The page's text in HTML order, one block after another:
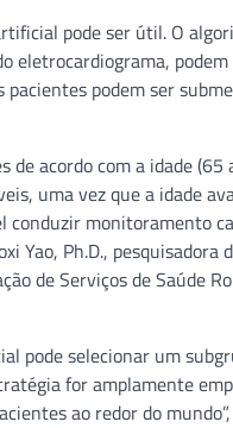
pode ser útil. O
eletrocardiograma,
podem ser
acordo com a idade
uma vez que a idade
monitoramento
Yao, Ph.D.,
de Serviços de Saúde
pode selecionar um
for amplamente
ao redor do